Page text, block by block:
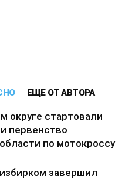
ЕЩЕ ОТ АВТОРА
округе стартовали
первенство
по мотокроссу
завершил